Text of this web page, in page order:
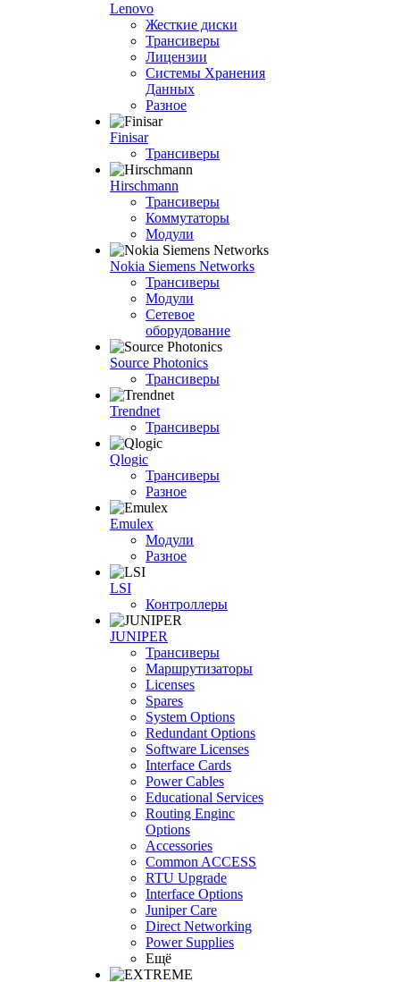
Lenovo
Жесткие диски
Трансиверы
Лицензии
Системы Хранения
Данных
Разное
Finisar
Трансиверы
Hirschmann
Трансиверы
Коммутаторы
Модули
Nokia Siemens Networks
Трансиверы
Модули
Сетевое
оборудование
Source Photonics
Трансиверы
Trendnet
Трансиверы
Qlogic
Трансиверы
Разное
Emulex
Модули
Разное
LSI
Контроллеры
JUNIPER
Трансиверы
Маршрутизаторы
Licenses
Spares
System Options
Redundant Options
Software Licenses
Interface Cards
Power Cables
Educational Services
Routing Enginc
Options
Accessories
Common ACCESS
RTU Upgrade
Interface Options
Juniper Care
Direct Networking
Power Supplies
Ещё